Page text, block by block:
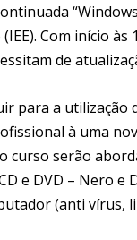
(IEE). Com início
de
para a utilização
à uma
curso serão
e DVD – Nero
(anti vírus,